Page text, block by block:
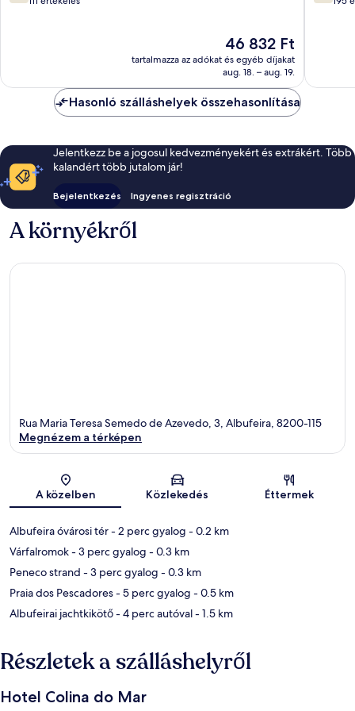
Az
ár
46 832 Ft
46 832 Ft
tartalmazza az adókat és egyéb díjakat
aug. 18. – aug. 19.
Hasonló szálláshelyek összehasonlítása
Jelentkezz be a jogosul kedvezményekért és extrákért. Több
kalandért több jutalom jár!
Bejelentkezés Ingyenes regisztráció
A környékről
Térkép
Rua Maria Teresa Semedo de Azevedo, 3, Albufeira, 8200-115
Megnézem a térképen
A közelben Közlekedés Éttermek
Albufeira óvárosi tér- 2 perc gyalog - 0.2 km
Várfalromok- 3 perc gyalog - 0.3 km
Peneco strand - 3 perc gyalog - 0.3 km
Praia dos Pescadores- 5 perc gyalog - 0.5 km
Albufeirai jachtkikötő- 4 perc autóval- 1.5 km
Részletek a szálláshelyről
Hotel Colina do Mar